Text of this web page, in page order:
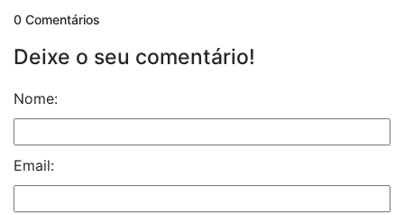
0 Comentários
Deixe o seu comentário!
Nome:
Email: